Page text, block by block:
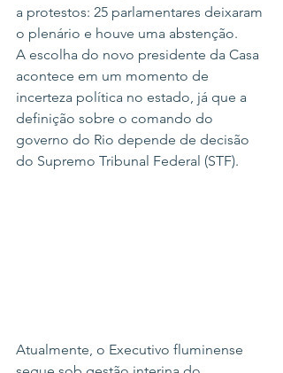
a protestos: 25 parlamentares deixaram
o plenário e houve uma abstenção.
A escolha do novo presidente da Casa
acontece em um momento de
incerteza política no estado, já que a
definição sobre o comando do
governo do Rio depende de decisão
do Supremo Tribunal Federal (STF).
Atualmente, o Executivo fluminense